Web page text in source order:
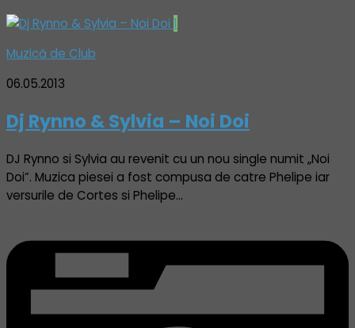
1
Muzică de Club
06.05.2013
Dj Rynno & Sylvia – Noi Doi
DJ Rynno si Sylvia au revenit cu un nou single numit „Noi
Doi”. Muzica piesei a fost compusa de catre Phelipe iar
versurile de Cortes si Phelipe…